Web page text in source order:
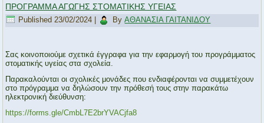
ΠΡΟΓΡΑΜΜΑ ΑΓΩΓΗΣ ΣΤΟΜΑΤΙΚΗΣ ΥΓΕΙΑΣ
Published 23/02/2024 By ΑΘΑΝΑΣΙΑ ΓΑΙΤΑΝΙΔΟΥ
Σας κοινοποιούμε σχετικά έγγραφα για την εφαρμογή του προγράμματος
στοματικής υγείας στα σχολεία.
Παρακαλούνται οι σχολικές μονάδες που ενδιαφέρονται να συμμετέχουν
στο πρόγραμμα να δηλώσουν την πρόθεσή τους στην παρακάτω
ηλεκτρονική διεύθυνση:
https://forms.gle/CmbL7E2brYVACjfa8